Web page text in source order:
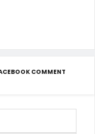
COMMENT